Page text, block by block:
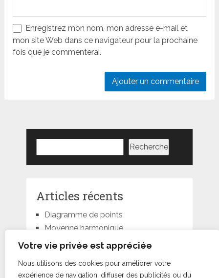
Votre vie privée est appréciée
Nous utilisons des cookies pour améliorer votre
expérience de navigation, diffuser des publicités ou du
Enregistrez mon nom, mon adresse e-mail et
mon site Web dans ce navigateur pour la prochaine
fois que je commenterai.
Recherche
Articles récents
Diagramme de points
Moyenne harmonique
Moyenne géométrique
Moyenne pondérée